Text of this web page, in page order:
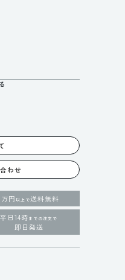
わせ
万円 以上で送料無料
平日14時 までの注文で
即日発送